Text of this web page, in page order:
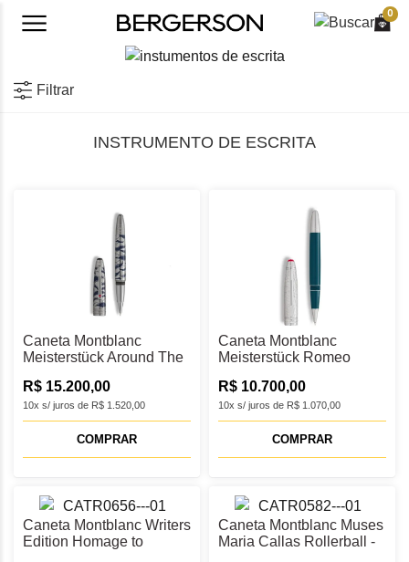
0
Filtrar
INSTRUMENTO DE ESCRITA
Caneta Montblanc
Meisterstück Around The
Solitaire LeGrand
Rollerball - MB132898
10x s/ juros de R$ 1.520,00
R$ 15.200,00
COMPRAR
Caneta Montblanc
Meisterstück Romeo
- MB132923
10x s/ juros de R$ 1.070,00
R$ 10.700,00
COMPRAR
Caneta Montblanc Writers
Edition Homage to
Caneta Montblanc Muses
Maria Callas Rollerball -